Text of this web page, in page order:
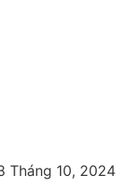
Tháng 10, 2024